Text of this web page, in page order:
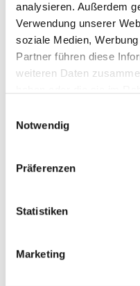
analysieren. Außerdem
Verwendung unserer
soziale Medien,
Partner führen diese
weiteren Daten
Notwendig
Präferenzen
Statistiken
Marketing
Fragen
* Spezielle Zulassungen